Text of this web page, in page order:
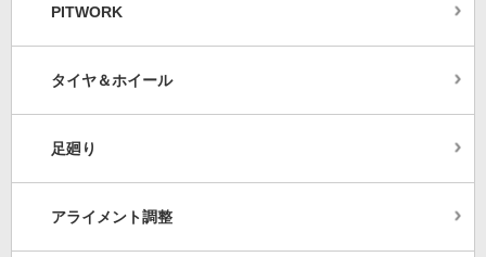
PITWORK
タイヤ＆ホイール
足廻り
アライメント調整